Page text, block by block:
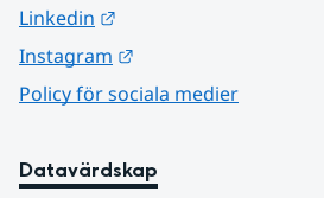
Linkedin
Instagram
Policy för sociala medier
Datavärdskap